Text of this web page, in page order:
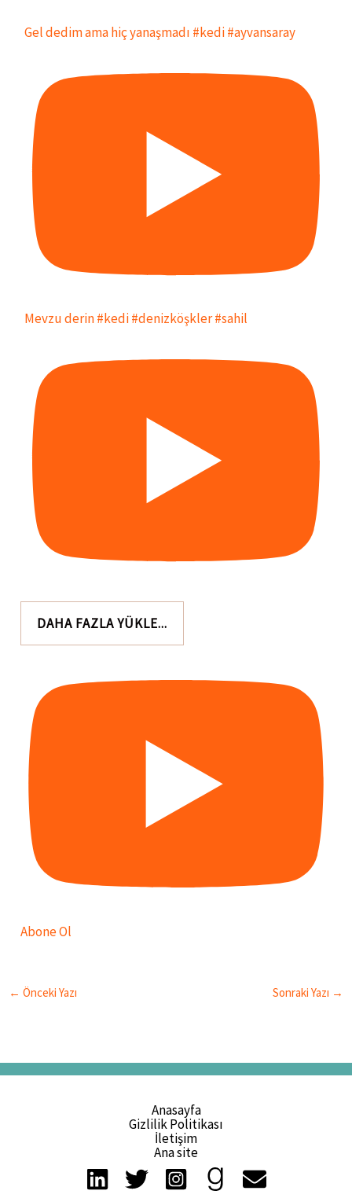
Gel dedim ama hiç yanaşmadı #kedi #ayvansaray
Mevzu derin #kedi #denizköşkler #sahil
DAHA FAZLA YÜKLE...
Abone Ol
← Önceki Yazı Sonraki Yazı →
Anasayfa
Gizlilik Politikası
İletişim
Ana site